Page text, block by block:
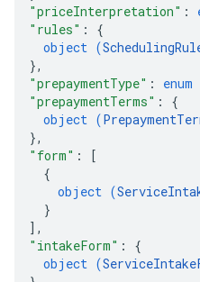
"priceInterpretation" :
"rules" : {
object (
},
"prepaymentType" :
"prepaymentTerms" : {
object (
},
"form" :
[
{
object (
}
] ,
"intakeForm" : {
object (